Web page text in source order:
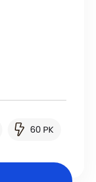
60 PK